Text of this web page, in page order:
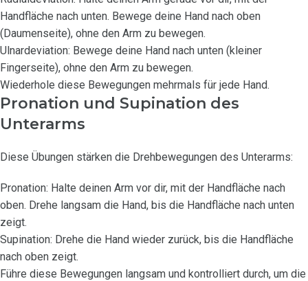
Handfläche nach unten. Bewege deine Hand nach oben
(Daumenseite), ohne den Arm zu bewegen.
Ulnardeviation: Bewege deine Hand nach unten (kleiner
Fingerseite), ohne den Arm zu bewegen.
Wiederhole diese Bewegungen mehrmals für jede Hand.
Pronation und Supination des
Unterarms
Diese Übungen stärken die Drehbewegungen des Unterarms:
Pronation: Halte deinen Arm vor dir, mit der Handfläche nach
oben. Drehe langsam die Hand, bis die Handfläche nach unten
zeigt.
Supination: Drehe die Hand wieder zurück, bis die Handfläche
nach oben zeigt.
Führe diese Bewegungen langsam und kontrolliert durch, um die